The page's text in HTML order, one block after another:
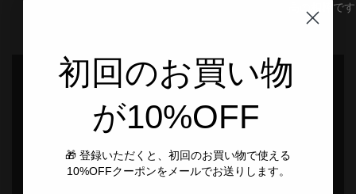
高の相棒で
初回のお買い物
が10%OFF
🎁 登録いただくと、初回のお買い物で使える
10%OFFクーポンをメールでお送りします。